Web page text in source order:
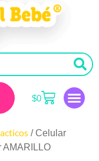
$0
/ Celular
AMARILLO